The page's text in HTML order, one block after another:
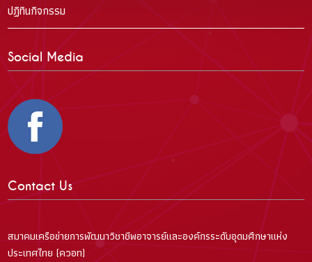
ปฏิทินกิจกรรม
Social Media
Contact Us
สมาคมเครือข่ายการพัฒนาวิชาชีพอาจารย์และองค์กรระดับอุดมศึกษาแห่ง
ประเทศไทย (ควอท)